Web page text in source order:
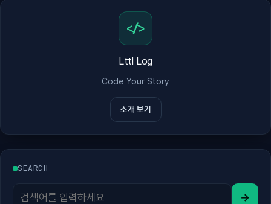
</>
Lttl Log
Code Your Story
소개 보기
SEARCH
→